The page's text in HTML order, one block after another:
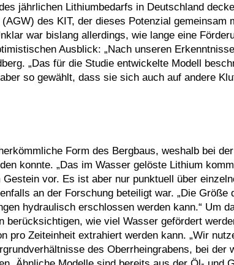
jährlichen Lithiumbedarfs in Deutschland
des KIT, der dieses Potenzial gemeinsam
war bislang allerdings, wie lange eine
Ausblick: „Nach unseren
„Das für die Studie entwickelte Modell
so gewählt, dass sie sich auch auf andere
Form des Bergbaus, weshalb bei
konnte. „Das im Wasser gelöste Lithium
vor. Es ist aber nur punktuell über
an der Forschung beteiligt war. „Die Größe
hydraulisch erschlossen werden kann.“ Um
berücksichtigen, wie viel Wasser gefördert
pro Zeiteinheit extrahiert werden kann. „Wir
des Oberrheingrabens, bei der